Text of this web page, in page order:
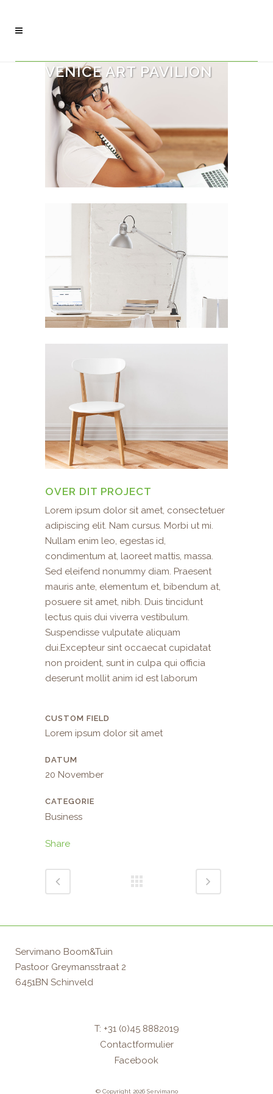
VENICE ART PAVILION
OVER DIT PROJECT
Lorem ipsum dolor sit amet, consectetuer
adipiscing elit. Nam cursus. Morbi ut mi.
Nullam enim leo, egestas id,
condimentum at, laoreet mattis, massa.
Sed eleifend nonummy diam. Praesent
mauris ante, elementum et, bibendum at,
posuere sit amet, nibh. Duis tincidunt
lectus quis dui viverra vestibulum.
Suspendisse vulputate aliquam
dui.Excepteur sint occaecat cupidatat
non proident, sunt in culpa qui officia
deserunt mollit anim id est laborum
CUSTOM FIELD
Lorem ipsum dolor sit amet
DATUM
20 November
CATEGORIE
Business
Share
Servimano Boom&Tuin
Pastoor Greymansstraat 2
6451BN Schinveld
T: +31 (0)45 8882019
Contactformulier
Facebook
© Copyright 2026 Servimano